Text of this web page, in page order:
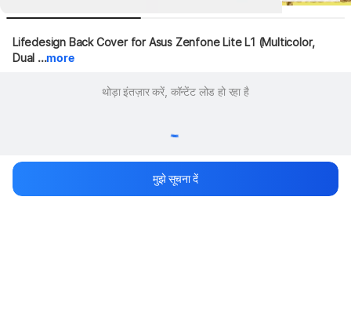
Lifedesign Back Cover for Asus Zenfone Lite L1 (Multicolor,
Dual ...more
थोड़ा इंतज़ार करें, कॉन्टेंट लोड हो रहा है
मुझे सूचना दें